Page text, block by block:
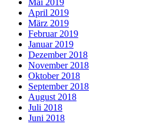
Mai 2019
April 2019
März 2019
Februar 2019
Januar 2019
Dezember 2018
November 2018
Oktober 2018
September 2018
August 2018
Juli 2018
Juni 2018